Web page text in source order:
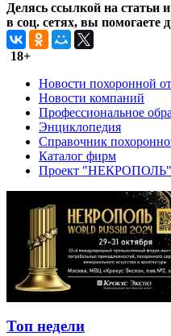
Делясь ссылкой на статьи
в соц. сетях, вы помогаете
18+
Новости похоронной
Новости компаний
Профессиональное
Энциклопедия
Справочник
Каталог фирм
Проект "НЕКРОПОЛЬ"
Топ недели